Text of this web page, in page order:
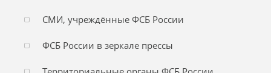
СМИ, учреждённые ФСБ России
ФСБ России в зеркале прессы